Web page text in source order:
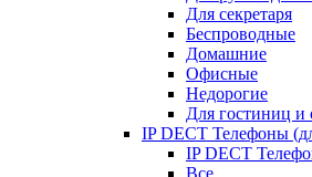
Для секретаря
Беспроводные
Домашние
Офисные
Недорогие
Для гостиниц и
IP DECT Телефоны
IP DECT
Все